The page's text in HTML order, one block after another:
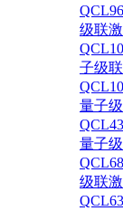
级联
子级
量子
量子
级联